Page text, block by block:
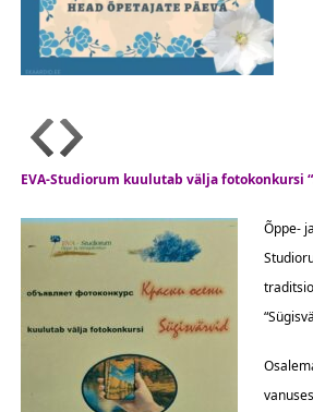
EVA-Studiorum kuulutab välja fotokonkursi
Õppe-